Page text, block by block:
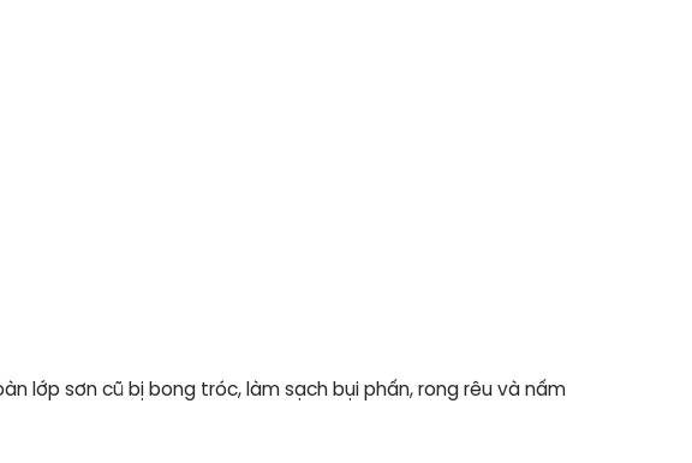
lớp sơn cũ bị bong tróc, làm sạch bụi phấn, rong rêu và nấm